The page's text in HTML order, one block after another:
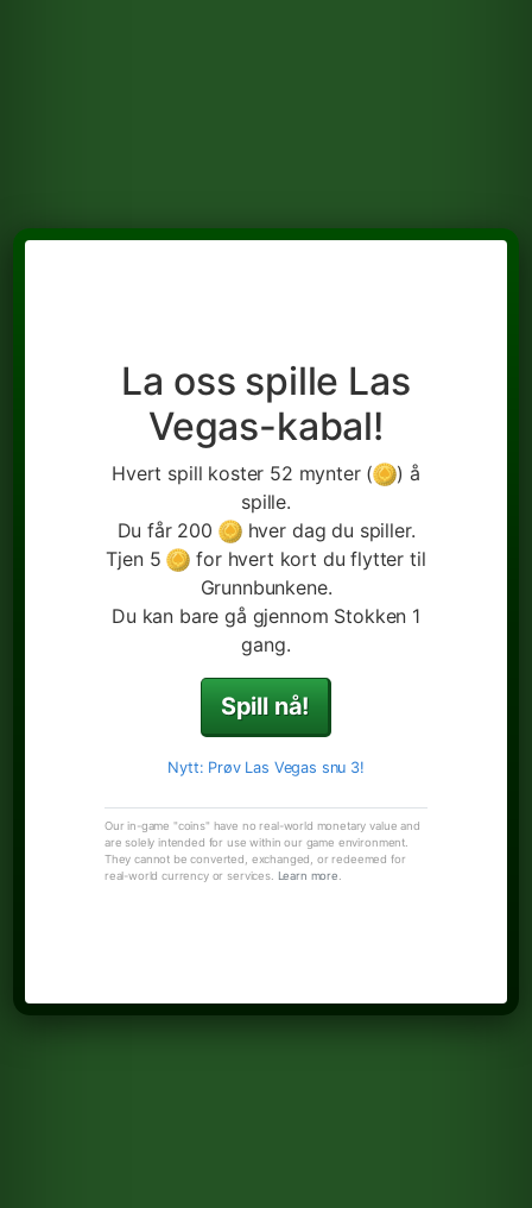
La oss spille Las
Vegas-kabal!
Hvert spill koster 52 mynter (
) å
spille.
Du får 200
hver dag du spiller.
Tjen 5
for hvert kort du flytter til
Grunnbunkene.
Du kan bare gå gjennom Stokken 1
gang.
Spill nå!
Nytt: Prøv Las Vegas snu 3!
Our in-game "coins" have no real-world monetary value and
are solely intended for use within our game environment.
They cannot be converted, exchanged, or redeemed for
real-world currency or services.
Learn more